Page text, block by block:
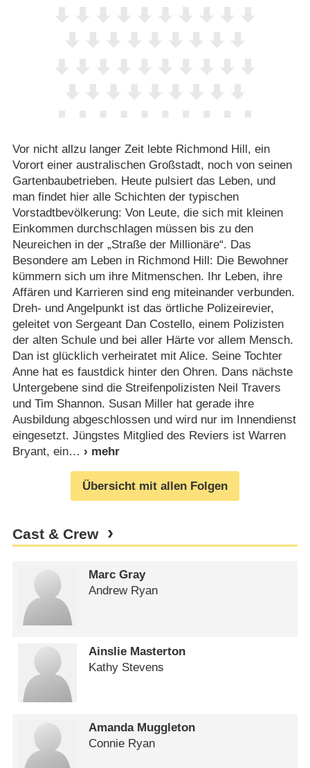
Vor nicht allzu langer Zeit lebte Richmond Hill, ein
Vorort einer australischen Großstadt, noch von seinen
Gartenbaubetrieben. Heute pulsiert das Leben, und
man findet hier alle Schichten der typischen
Vorstadtbevölkerung: Von Leute, die sich mit kleinen
Einkommen durchschlagen müssen bis zu den
Neureichen in der „Straße der Millionäre“. Das
Besondere am Leben in Richmond Hill: Die Bewohner
kümmern sich um ihre Mitmenschen. Ihr Leben, ihre
Affären und Karrieren sind eng miteinander verbunden.
Dreh- und Angelpunkt ist das örtliche Polizeirevier,
geleitet von Sergeant Dan Costello, einem Polizisten
der alten Schule und bei aller Härte vor allem Mensch.
Dan ist glücklich verheiratet mit Alice. Seine Tochter
Anne hat es faustdick hinter den Ohren. Dans nächste
Untergebene sind die Streifenpolizisten Neil Travers
und Tim Shannon. Susan Miller hat gerade ihre
Ausbildung abgeschlossen und wird nur im Innendienst
eingesetzt. Jüngstes Mitglied des Reviers ist Warren
Bryant, ein
Übersicht mit allen Folgen
Cast & Crew
Marc Gray
Andrew Ryan
Ainslie Masterton
Kathy Stevens
Amanda Muggleton
Connie Ryan